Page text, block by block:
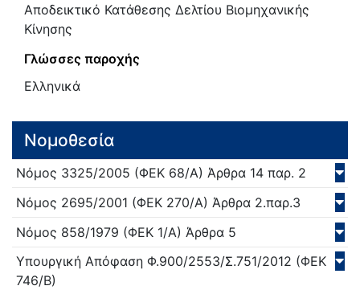
Αποδεικτικό Κατάθεσης Δελτίου Βιομηχανικής
Κίνησης
Γλώσσες παροχής
Ελληνικά
Νομοθεσία
Νόμος 3325/2005 (ΦΕΚ 68/Α) Άρθρα 14 παρ. 2
Νόμος 2695/2001 (ΦΕΚ 270/Α) Άρθρα 2.παρ.3
Νόμος 858/1979 (ΦΕΚ 1/Α) Άρθρα 5
Υπουργική Απόφαση Φ.900/2553/Σ.751/2012 (ΦΕΚ
746/Β)